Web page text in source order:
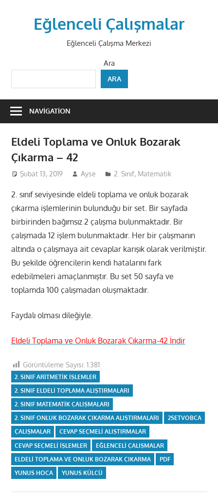
Eğlenceli Çalışmalar
Eğlenceli Çalışma Merkezi
Ara
ARA
NAVIGATION
Eldeli Toplama ve Onluk Bozarak
Çıkarma – 42
Şubat 13, 2019 Ayse 2. Sınıf, Matematik
2. sınıf seviyesinde eldeli toplama ve onluk bozarak
çıkarma işlemlerinin bulunduğu bir set. Bir sayfada
birbirinden bağımsız 2 çalışma bulunmaktadır. Bir
çalışmada 12 işlem bulunmaktadır. Her bir çalışmanın
altında o çalışmaya ait cevaplar karışık olarak verilmiştir.
Bu şekilde öğrencilerin kendi hatalarını fark
edebilmeleri amaçlanmıştır. Bu set 50 sayfa ve
toplamda 100 çalışmadan oluşmaktadır.
Faydalı olması dileğiyle.
Eldeli Toplama ve Onluk Bozarak Çıkarma-42 İndir
Görüntüleme Sayısı: 1.381
2. SINIF ARITMETIK IŞLEMLER
2. SINIF ELDELI TOPLAMA ALIŞTIRMALARI
2. SINIF MATEMATIK ÇALIŞMALARI
2. SINIF ONLUK BOZARAK ÇIKARMA ALIŞTIRMALARI
2SETVOBCA
ÇALIŞMALAR
CEVAP SEÇMELI ALIŞTIRMALAR
CEVAP SEÇMELI IŞLEMLER
EĞLENCELI ÇALIŞMALAR
ELDELI TOPLAMA VE ONLUK BOZARAK ÇIKARMA
PDF
YUNUS HOCA
YUNUS KÜLCÜ